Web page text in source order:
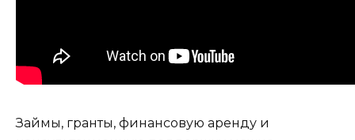
Займы, гранты, финансовую аренду и